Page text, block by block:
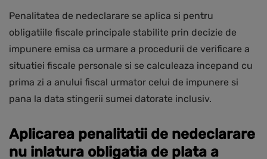
Penalitatea de nedeclarare se aplica si pentru
obligatiile fiscale principale stabilite prin decizie de
impunere emisa ca urmare a procedurii de verificare a
situatiei fiscale personale si se calculeaza incepand cu
prima zi a anului fiscal urmator celui de impunere si
pana la data stingerii sumei datorate inclusiv.
Aplicarea penalitatii de nedeclarare
nu inlatura obligatia de plata a